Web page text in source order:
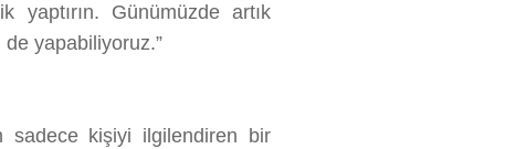
yaptırın. Günümüzde artık
yapabiliyoruz.”
sadece kişiyi ilgilendiren bir